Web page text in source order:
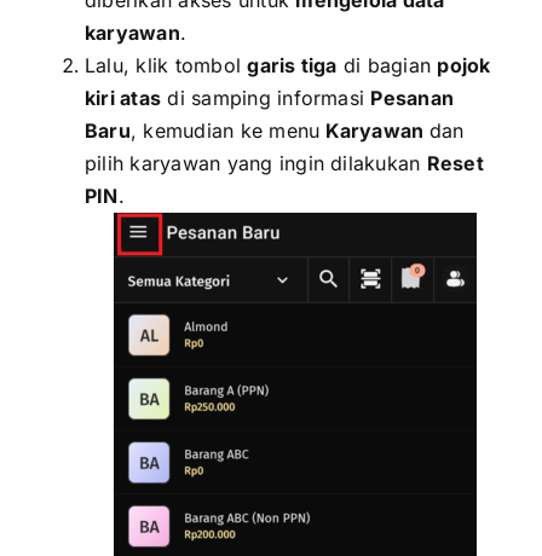
karyawan.
Lalu, klik tombolgaris tiga di bagian pojok
kiri atas di samping informasi Pesanan
Baru, kemudian ke menu Karyawan dan
pilih karyawan yang ingin dilakukan Reset
PIN.